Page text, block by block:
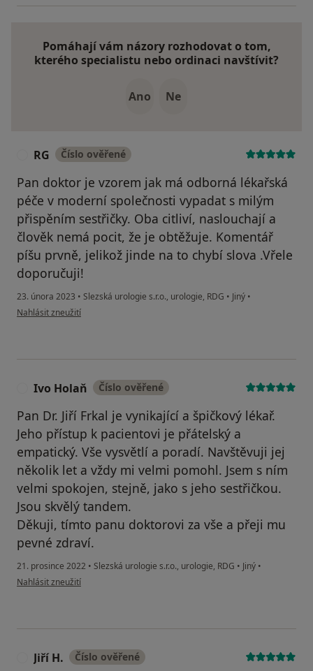
Pomáhají vám názory rozhodovat o tom,
kterého specialistu nebo ordinaci navštívit?
Ano Ne
RG Číslo ověřené
Pan doktor je vzorem jak má odborná lékařská
péče v moderní společnosti vypadat s milým
přispěním sestřičky. Oba citliví, naslouchají a
člověk nemá pocit, že je obtěžuje. Komentář
píšu prvně, jelikož jinde na to chybí slova .Vřele
doporučuji!
23. února 2023 • Slezská urologie s.r.o., urologie, RDG • Jiný •
podle názoru uživatele RG
Nahlásit zneužití
Ivo Holaň Číslo ověřené
Pan Dr. Jiří Frkal je vynikající a špičkový lékař.
Jeho přístup k pacientovi je přátelský a
empatický. Vše vysvětlí a poradí. Navštěvuji jej
několik let a vždy mi velmi pomohl. Jsem s ním
velmi spokojen, stejně, jako s jeho sestřičkou.
Jsou skvělý tandem.
Děkuji, tímto panu doktorovi za vše a přeji mu
pevné zdraví.
21. prosince 2022 • Slezská urologie s.r.o., urologie, RDG • Jiný •
podle názoru uživatele Ivo Holaň
Nahlásit zneužití
Jiří H. Číslo ověřené